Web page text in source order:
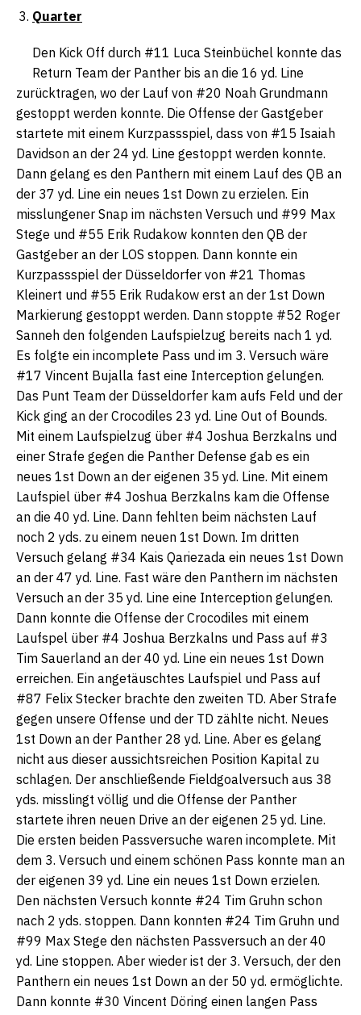
Quarter
Den Kick Off durch #11 Luca Steinbüchel konnte das
Return Team der Panther bis an die 16 yd. Line
zurücktragen, wo der Lauf von #20 Noah Grundmann
gestoppt werden konnte. Die Offense der Gastgeber
startete mit einem Kurzpassspiel, dass von #15 Isaiah
Davidson an der 24 yd. Line gestoppt werden konnte.
Dann gelang es den Panthern mit einem Lauf des QB an
der 37 yd. Line ein neues 1st Down zu erzielen. Ein
misslungener Snap im nächsten Versuch und #99 Max
Stege und #55 Erik Rudakow konnten den QB der
Gastgeber an der LOS stoppen. Dann konnte ein
Kurzpassspiel der Düsseldorfer von #21 Thomas
Kleinert und #55 Erik Rudakow erst an der 1st Down
Markierung gestoppt werden. Dann stoppte #52 Roger
Sanneh den folgenden Laufspielzug bereits nach 1 yd.
Es folgte ein incomplete Pass und im 3. Versuch wäre
#17 Vincent Bujalla fast eine Interception gelungen.
Das Punt Team der Düsseldorfer kam aufs Feld und der
Kick ging an der Crocodiles 23 yd. Line Out of Bounds.
Mit einem Laufspielzug über #4 Joshua Berzkalns und
einer Strafe gegen die Panther Defense gab es ein
neues 1st Down an der eigenen 35 yd. Line. Mit einem
Laufspiel über #4 Joshua Berzkalns kam die Offense
an die 40 yd. Line. Dann fehlten beim nächsten Lauf
noch 2 yds. zu einem neuen 1st Down. Im dritten
Versuch gelang #34 Kais Qariezada ein neues 1st Down
an der 47 yd. Line. Fast wäre den Panthern im nächsten
Versuch an der 35 yd. Line eine Interception gelungen.
Dann konnte die Offense der Crocodiles mit einem
Laufspel über #4 Joshua Berzkalns und Pass auf #3
Tim Sauerland an der 40 yd. Line ein neues 1st Down
erreichen. Ein angetäuschtes Laufspiel und Pass auf
#87 Felix Stecker brachte den zweiten TD. Aber Strafe
gegen unsere Offense und der TD zählte nicht. Neues
1st Down an der Panther 28 yd. Line. Aber es gelang
nicht aus dieser aussichtsreichen Position Kapital zu
schlagen. Der anschließende Fieldgoalversuch aus 38
yds. misslingt völlig und die Offense der Panther
startete ihren neuen Drive an der eigenen 25 yd. Line.
Die ersten beiden Passversuche waren incomplete. Mit
dem 3. Versuch und einem schönen Pass konnte man an
der eigenen 39 yd. Line ein neues 1st Down erzielen.
Den nächsten Versuch konnte #24 Tim Gruhn schon
nach 2 yds. stoppen. Dann konnten #24 Tim Gruhn und
#99 Max Stege den nächsten Passversuch an der 40
yd. Line stoppen. Aber wieder ist der 3. Versuch, der den
Panthern ein neues 1st Down an der 50 yd. ermöglichte.
Dann konnte #30 Vincent Döring einen langen Pass